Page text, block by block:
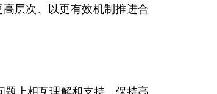
层次、以更有效机制推进合
上相互理解和支持。保持高